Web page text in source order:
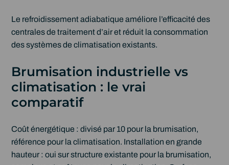
Le refroidissement adiabatique améliore l’efficacité des
centrales de traitement d’air et réduit la consommation
des systèmes de climatisation existants.
Brumisation industrielle vs
climatisation : le vrai
comparatif
Coût énergétique : divisé par 10 pour la brumisation,
référence pour la climatisation. Installation en grande
hauteur : oui sur structure existante pour la brumisation,